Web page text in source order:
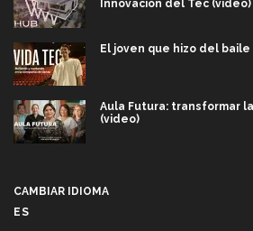
Innovación del Tec (video)
El joven que hizo del
Aula Futura: transformar
(video)
CAMBIAR IDIOMA
ES